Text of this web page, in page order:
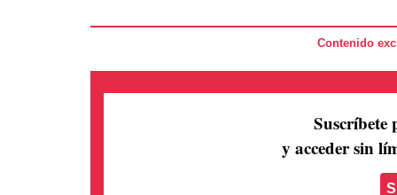
Contenido
Suscríbete
y acceder sin